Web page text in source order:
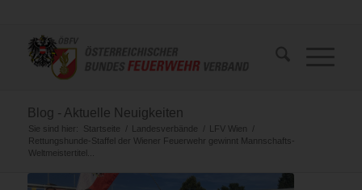
Blog - Aktuelle Neuigkeiten
Sie sind hier: Startseite / Landesverbände / LFV Wien
/
Rettungshunde-Staffel der Wiener Feuerwehr gewinnt Mannschafts-
Weltmeistertitel...